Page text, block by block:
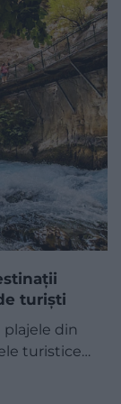
turiști
plajele din
turistice…